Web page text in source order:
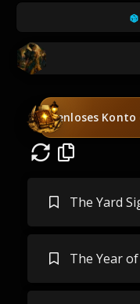
Kostenloses Konto
The Yard
The Year